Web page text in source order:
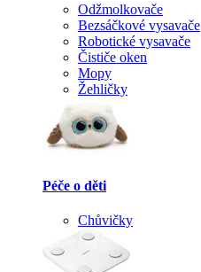
Odžmolkovače
Bezsáčkové vysavače
Robotické vysavače
Čističe oken
Mopy
Žehličky
Péče o děti
Chůvičky